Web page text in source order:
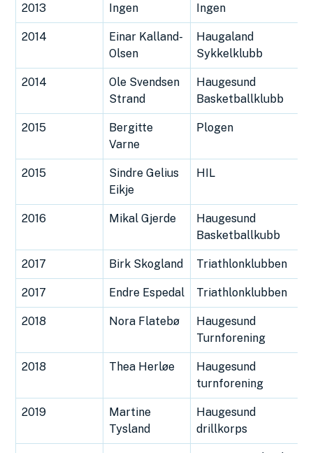
2013 Ingen Ingen
2014
Einar Kalland-
Olsen
Haugaland
Sykkelklubb
2014
Ole Svendsen
Strand
Haugesund
Basketballklubb
2015
Bergitte
Varne
Plogen
2015
Sindre Gelius
Eikje
HIL
2016 Mikal Gjerde
Haugesund
Basketballkubb
2017 Birk Skogland Triathlonklubben
2017 Endre Espedal Triathlonklubben
2018 Nora Flatebø
Haugesund
Turnforening
2018 Thea Herløe
Haugesund
turnforening
2019
Martine
Tysland
Haugesund
drillkorps